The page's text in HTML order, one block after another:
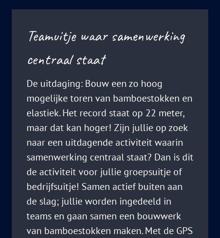
Teamuitje waar samenwerking
centraal staat
De uitdaging: Bouw een zo hoog
mogelijke toren van bamboestokken en
elastiek. Het record staat op 22 meter,
maar dat kan hoger! Zijn jullie op zoek
naar een uitdagende activiteit waarin
samenwerking centraal staat? Dan is dit
de activiteit voor jullie groepsuitje of
bedrijfsuitje! Samen actief buiten aan
de slag; jullie worden ingedeeld in
teams en gaan samen een bouwwerk
van bamboestokken maken. Met de GPS